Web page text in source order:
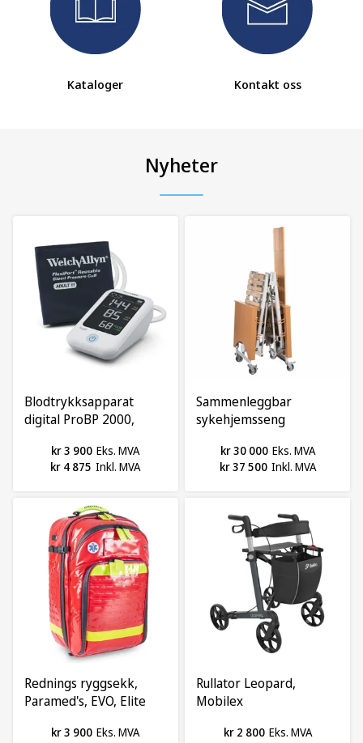
Kataloger Kontakt oss
Nyheter
Blodtrykksapparat
digital ProBP 2000,
kr 3 900 Eks. MVA
kr 4 875 Inkl. MVA
Sammenleggbar
sykehjemsseng
IskoMed
kr 30 000 Eks. MVA
kr 37 500 Inkl. MVA
Rednings ryggsekk,
Paramed's, EVO, Elite
kr 3 900 Eks. MVA
Rullator Leopard,
Mobilex
kr 2 800 Eks. MVA